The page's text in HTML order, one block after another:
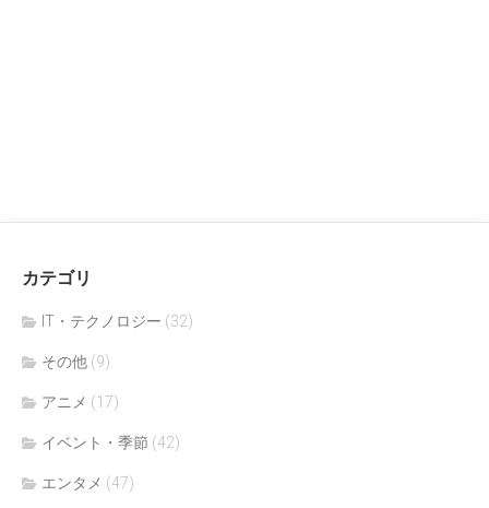
カテゴリ
IT・テクノロジー (32)
その他 (9)
アニメ (17)
イベント・季節 (42)
エンタメ (47)